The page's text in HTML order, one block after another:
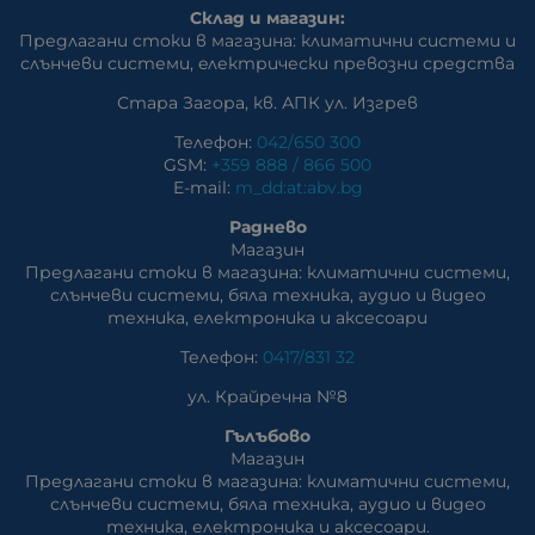
Склад и магазин:
Предлагани стоки в магазина: климатични системи и
слънчеви системи, eлектрически превозни средства
Стара Загора, кв. АПК ул. Изгрев
Телефон: 042/650 300
GSM: +359 888 / 866 500
E-mail: m_dd:at:abv.bg
Раднево
Магазин
Предлагани стоки в магазина: климатични системи,
слънчеви системи, бяла техника, аудио и видео
техника, електроника и аксесоари
Телефон: 0417/831 32
ул. Крайречна №8
Гълъбово
Магазин
Предлагани стоки в магазина: климатични системи,
слънчеви системи, бяла техника, аудио и видео
техника, електроника и аксесоари.